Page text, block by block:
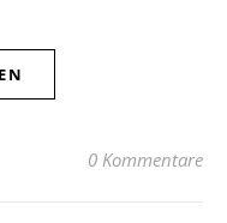
0 Kommentare